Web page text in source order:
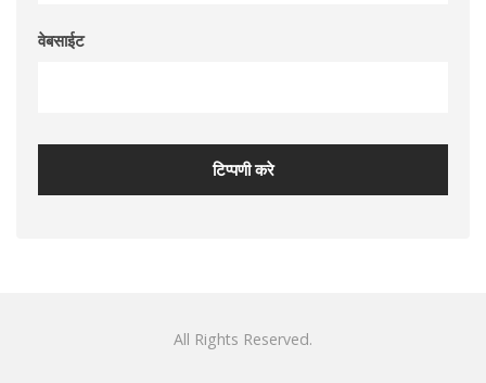
वेबसाईट
All Rights Reserved.